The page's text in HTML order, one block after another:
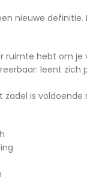
nieuwe
ruimte hebt om
leent
zadel is